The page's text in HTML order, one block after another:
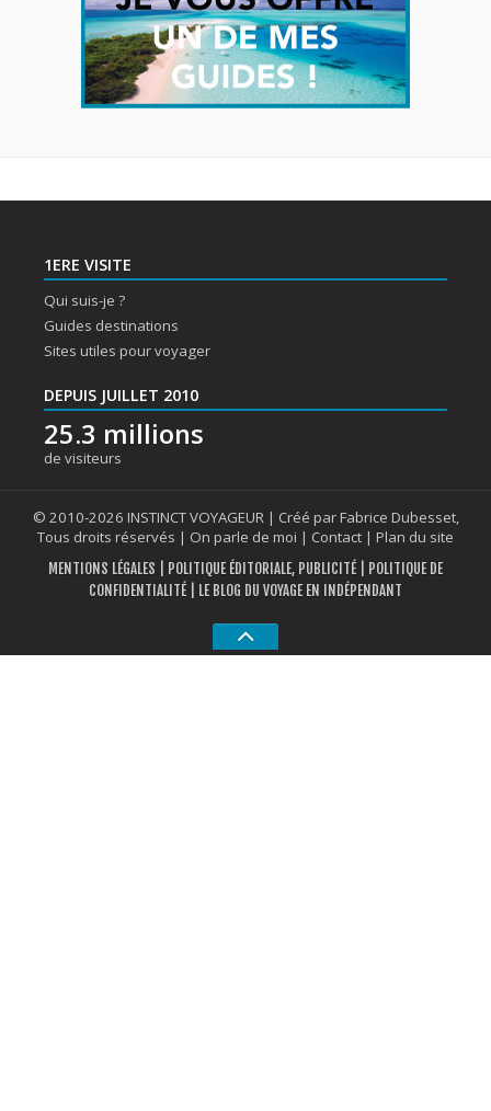
1ERE VISITE
Qui suis-je ?
Guides destinations
Sites utiles pour voyager
DEPUIS JUILLET 2010
25.3 millions
de visiteurs
© 2010-2026 INSTINCT VOYAGEUR | Créé par Fabrice Dubesset,
Tous droits réservés | On parle de moi | Contact | Plan du site
MENTIONS LÉGALES POLITIQUE ÉDITORIALE, PUBLICITÉ
POLITIQUE DE
CONFIDENTIALITÉ | LE BLOG DU VOYAGE EN INDÉPENDANT